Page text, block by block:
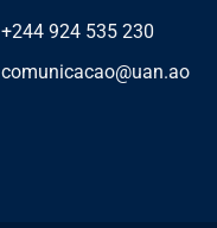
+244 924 535 230
comunicacao@uan.ao